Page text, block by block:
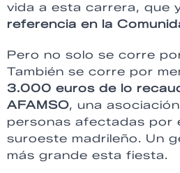
vida a esta carrera, que
referencia en la
Pero no solo se corre
También se corre por
3.000 euros de lo
AFAMSO, una
personas afectadas por
suroeste madrileño. Un
más grande esta fiesta.